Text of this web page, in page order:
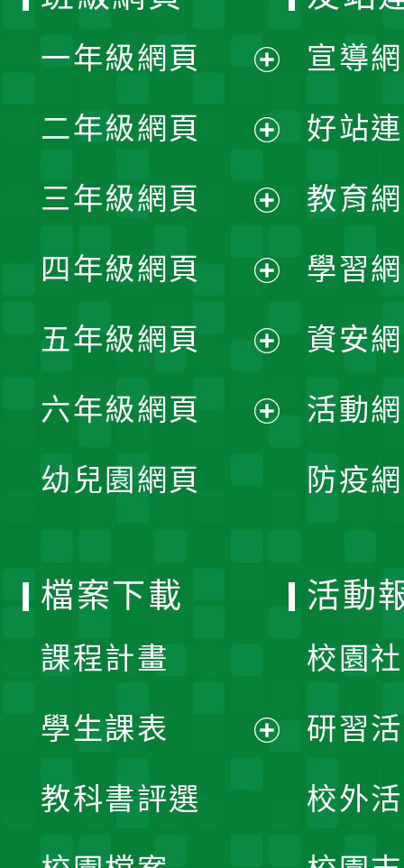
一年級網頁
開
選
單
二年級網頁
開
選
單
三年級網頁
開
選
單
四年級網頁
開
選
五年級網頁
開
六年級網頁
幼兒園網頁
宣導
好站
教育
學習
資安
活動
防疫
檔案下載
課程計畫
學生課表
教科書評選
活動
校園
研習
校外